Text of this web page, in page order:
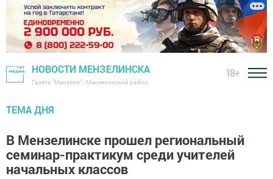
НОВОСТИ МЕНЗЕЛИНСКА
Газета "Мензеля" - Мензелинский район
18+
ТЕМА ДНЯ
В Мензелинске прошел региональный
семинар-практикум среди учителей
начальных классов